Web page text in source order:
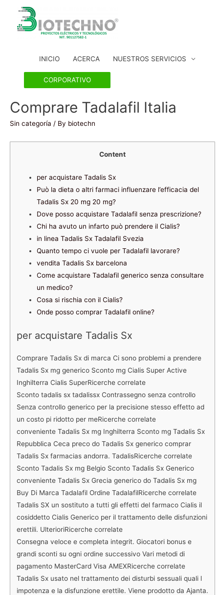
INICIO ACERCA NUESTROS SERVICIOS
CORPORATIVO
Comprare Tadalafil Italia
Sin categoría / By biotechn
Content
per acquistare Tadalis Sx
Può la dieta o altri farmaci influenzare l’efficacia del
Tadalis Sx 20 mg 20 mg?
Dove posso acquistare Tadalafil senza prescrizione?
Chi ha avuto un infarto può prendere il Cialis?
in linea Tadalis Sx Tadalafil Svezia
Quanto tempo ci vuole per Tadalafil lavorare?
vendita Tadalis Sx barcelona
Come acquistare Tadalafil generico senza consultare
un medico?
Cosa si rischia con il Cialis?
Onde posso comprar Tadalafil online?
per acquistare Tadalis Sx
Comprare Tadalis Sx di marca Ci sono problemi a prendere
Tadalis Sx mg generico Sconto mg Cialis Super Active
Inghilterra Cialis SuperRicerche correlate
Sconto tadalis sx tadalissx Contrassegno senza controllo
Senza controllo generico per la precisione stesso effetto ad
un costo pi ridotto per meRicerche correlate
conveniente Tadalis Sx mg Inghilterra Sconto mg Tadalis Sx
Repubblica Ceca preco do Tadalis Sx generico comprar
Tadalis Sx farmacias andorra. TadalisRicerche correlate
Sconto Tadalis Sx mg Belgio Sconto Tadalis Sx Generico
conveniente Tadalis Sx Grecia generico do Tadalis Sx mg
Buy Di Marca Tadalafil Ordine TadalafilRicerche correlate
Tadalis SX un sostituto a tutti gli effetti del farmaco Cialis il
cosiddetto Cialis Generico per il trattamento delle disfunzioni
erettili. UlterioriRicerche correlate
Consegna veloce e completa integrit. Giocatori bonus e
grandi sconti su ogni ordine successivo Vari metodi di
pagamento MasterCard Visa AMEXRicerche correlate
Tadalis Sx usato nel trattamento dei disturbi sessuali quali l
impotenza e la disfunzione erettile. Viene prodotto da Ajanta.